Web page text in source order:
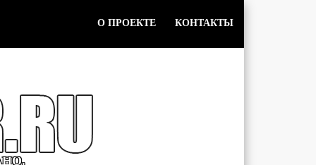
О ПРОЕКТЕ КОНТАКТЫ